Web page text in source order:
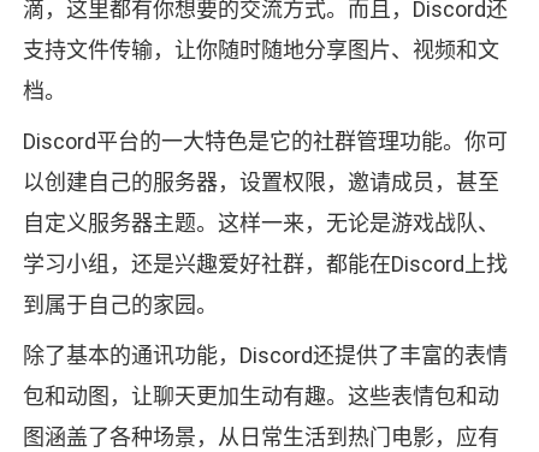
滴，这里都有你想要的交流方式。而且，Discord还
支持文件传输，让你随时随地分享图片、视频和文
档。
Discord平台的一大特色是它的社群管理功能。你可
以创建自己的服务器，设置权限，邀请成员，甚至
自定义服务器主题。这样一来，无论是游戏战队、
学习小组，还是兴趣爱好社群，都能在Discord上找
到属于自己的家园。
除了基本的通讯功能，Discord还提供了丰富的表情
包和动图，让聊天更加生动有趣。这些表情包和动
图涵盖了各种场景，从日常生活到热门电影，应有